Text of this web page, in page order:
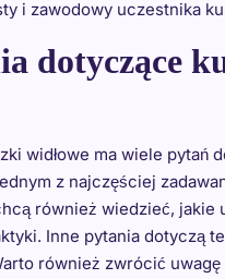
i zawodowy uczestnika
dotyczące
widłowe ma wiele pytań
z najczęściej
również wiedzieć, jakie
Inne pytania dotyczą
również zwrócić